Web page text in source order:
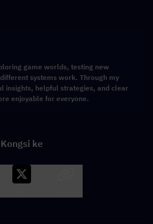
game worlds, testing new
systems work. Through my
insights, helpful strategies, and clear
enjoyable for everyone.
Kongsi ke